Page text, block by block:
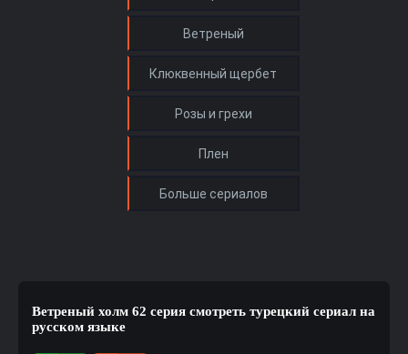
Ветреный холм 62 серия смотреть турецкий сериал на
русском языке